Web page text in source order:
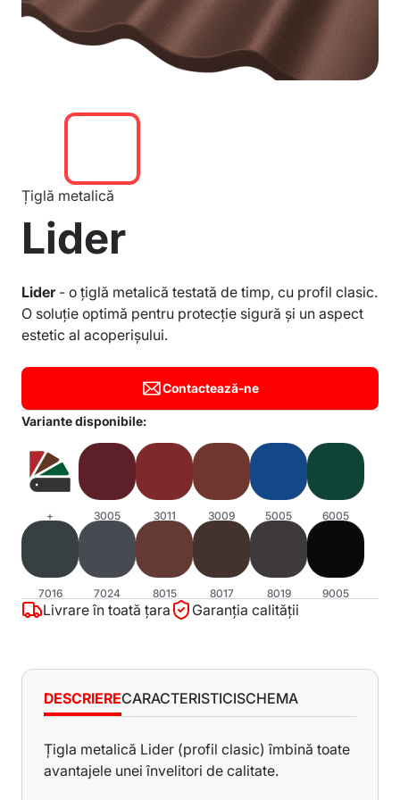
Țiglă metalică
Lider
Lider - o țiglă metalică testată de timp, cu profil clasic.
O soluție optimă pentru protecție sigură și un aspect
estetic al acoperișului.
Contactează-ne
Variante disponibile:
+ 3005 3011 3009 5005 6005
7016 7024 8015 8017 8019 9005
Livrare în toată țara Garanția calității
DESCRIERECARACTERISTICISCHEMA
Țigla metalică Lider (profil clasic) îmbină toate
avantajele unei învelitori de calitate.
Caracteristici